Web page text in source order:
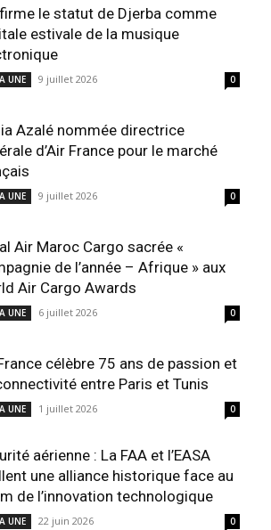
le statut de Djerba comme
estivale de la musique
UNE 9 juillet 2026 0
Azalé nommée directrice
d’Air France pour le marché
UNE 9 juillet 2026 0
Air Maroc Cargo sacrée «
de l’année – Afrique » aux
Air Cargo Awards
UNE 6 juillet 2026 0
célèbre 75 ans de passion et
entre Paris et Tunis
UNE 1 juillet 2026 0
aérienne : La FAA et l’EASA
une alliance historique face au
de l’innovation technologique
UNE 22 juin 2026 0